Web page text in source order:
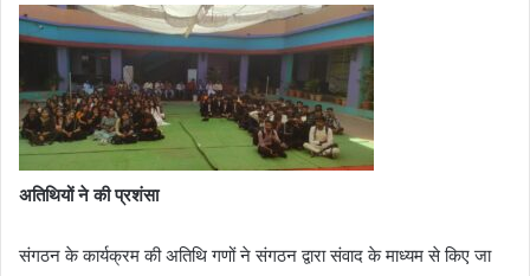
अतिथियों ने की प्रशंसा
संगठन के कार्यक्रम की अतिथि गणों ने संगठन द्वारा संवाद के माध्यम से किए जा